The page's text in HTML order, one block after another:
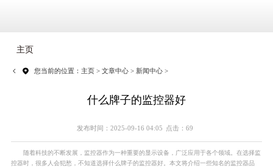
主页
您当前的位置： 主页> 文章中心> 新闻中心>
什么牌子的监控器好
发布时间：2025-09-16 04:05 点击：69
随着科技的不断发展，监控器作为一种重要的显示设备，广泛应用于各个领域。在选择监
控器时，很多人会犯愁，不知道选择什么牌子的监控器好。本文将介绍一些知名的监控器品